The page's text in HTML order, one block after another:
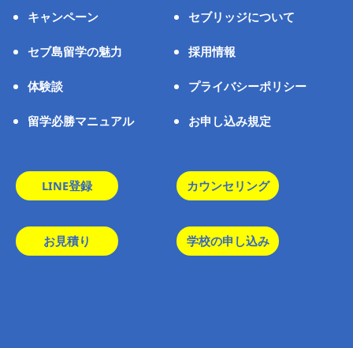
キャンペーン
セブ島留学の魅力
体験談
留学必勝マニュアル
セブリッジについて
採用情報
プライバシーポリシー
お申し込み規定
LINE登録 カウンセリング
お見積り 学校の申し込み